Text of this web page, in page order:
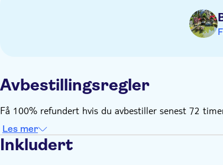
Avbestillingsregler
Få 100% refundert hvis du avbestiller senest 72
Les mer
Inkludert